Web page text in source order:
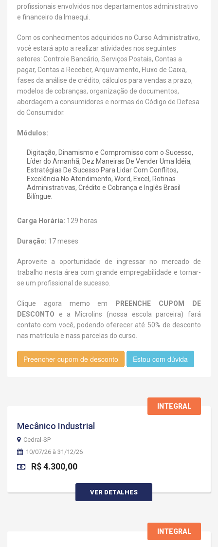
profissionais envolvidos nos departamentos administrativo
e financeiro da Imaequi.
Com os conhecimentos adquiridos no Curso Administrativo,
você estará apto a realizar atividades nos seguintes
setores: Controle Bancário, Serviços Postais, Contas a
pagar, Contas a Receber, Arquivamento, Fluxo de Caixa,
fases da análise de crédito, cálculos para vendas a prazo,
modelos de cobranças, organização de documentos,
abordagem a consumidores e normas do Código de Defesa
do Consumidor.
Módulos:
Digitação, Dinamismo e Compromisso com o Sucesso,
Líder do Amanhã, Dez Maneiras De Vender Uma Idéia,
Estratégias De Sucesso Para Lidar Com Conflitos,
Excelência No Atendimento, Word, Excel, Rotinas
Administrativas, Crédito e Cobrança e Inglês Brasil
Bilíngue.
Carga Horária: 129 horas
Duração: 17 meses
Aproveite a oportunidade de ingressar no mercado de
trabalho nesta área com grande empregabilidade e tornar-
se um profissional de sucesso.
Clique agora memo em
PREENCHE CUPOM DE
DESCONTO e a Microlins (nossa escola parceira) fará
contato com você, podendo oferecer até 50% de desconto
nas matrícula e nass parcelas do curso.
Preencher cupom de desconto Estou com dúvida
INTEGRAL
Mecânico Industrial
Cedral-SP
10/07/26 à 31/12/26
R$ 4.300,00
VER DETALHES
INTEGRAL